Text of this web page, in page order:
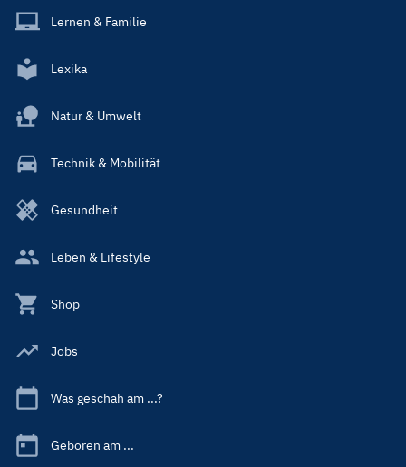
Lernen & Familie
Lexika
Natur & Umwelt
Technik & Mobilität
Gesundheit
Leben & Lifestyle
Shop
Jobs
Was geschah am ...?
Geboren am ...